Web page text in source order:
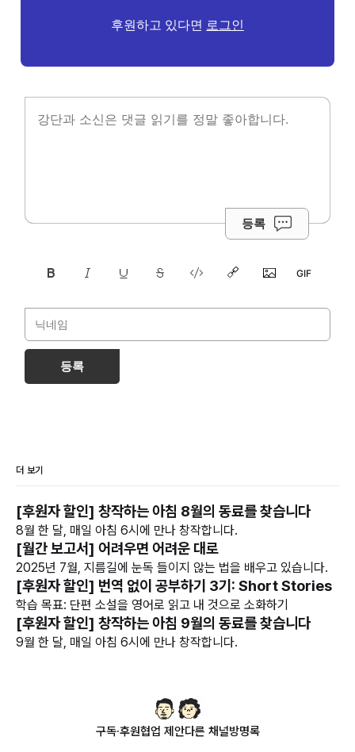
후원하고 있다면 로그인
등록
등록
더 보기
[후원자 할인] 창작하는 아침 8월의 동료를 찾습니다
8월 한 달, 매일 아침 6시에 만나 창작합니다.
[월간 보고서] 어려우면 어려운 대로
2025년 7월, 지름길에 눈독 들이지 않는 법을 배우고 있습니다.
[후원자 할인] 번역 없이 공부하기 3기: Short Stories
학습 목표: 단편 소설을 영어로 읽고 내 것으로 소화하기
[후원자 할인] 창작하는 아침 9월의 동료를 찾습니다
9월 한 달, 매일 아침 6시에 만나 창작합니다.
구독·후원협업 제안다른 채널방명록